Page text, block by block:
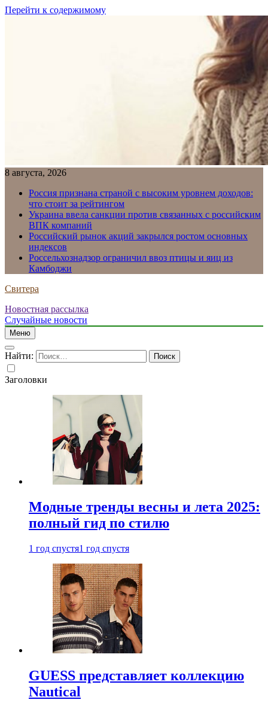
Перейти к содержимому
8 августа, 2026
Россия признана страной с высоким уровнем доходов:
что стоит за рейтингом
Украина ввела санкции против связанных с российским
ВПК компаний
Российский рынок акций закрылся ростом основных
индексов
Россельхознадзор ограничил ввоз птицы и яиц из
Камбоджи
Свитера
Новостная рассылка
Случайные новости
Меню
Найти:
Заголовки
Модные тренды весны и лета 2025:
полный гид по стилю
1 год спустя1 год спустя
GUESS представляет коллекцию
Nautical